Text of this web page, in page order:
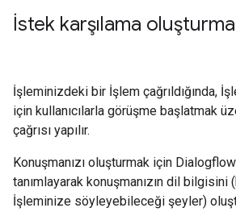
İstek karşılama
İşleminizdeki bir İşlem çağrıldığında,
için kullanıcılarla görüşme başlatmak
çağrısı yapılır.
Konuşmanızı oluşturmak için
tanımlayarak konuşmanızın dil bilgisini
İşleminize söyleyebileceği şeyler)